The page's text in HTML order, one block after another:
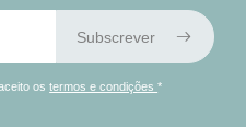
Subscrever
ostermos e condições*